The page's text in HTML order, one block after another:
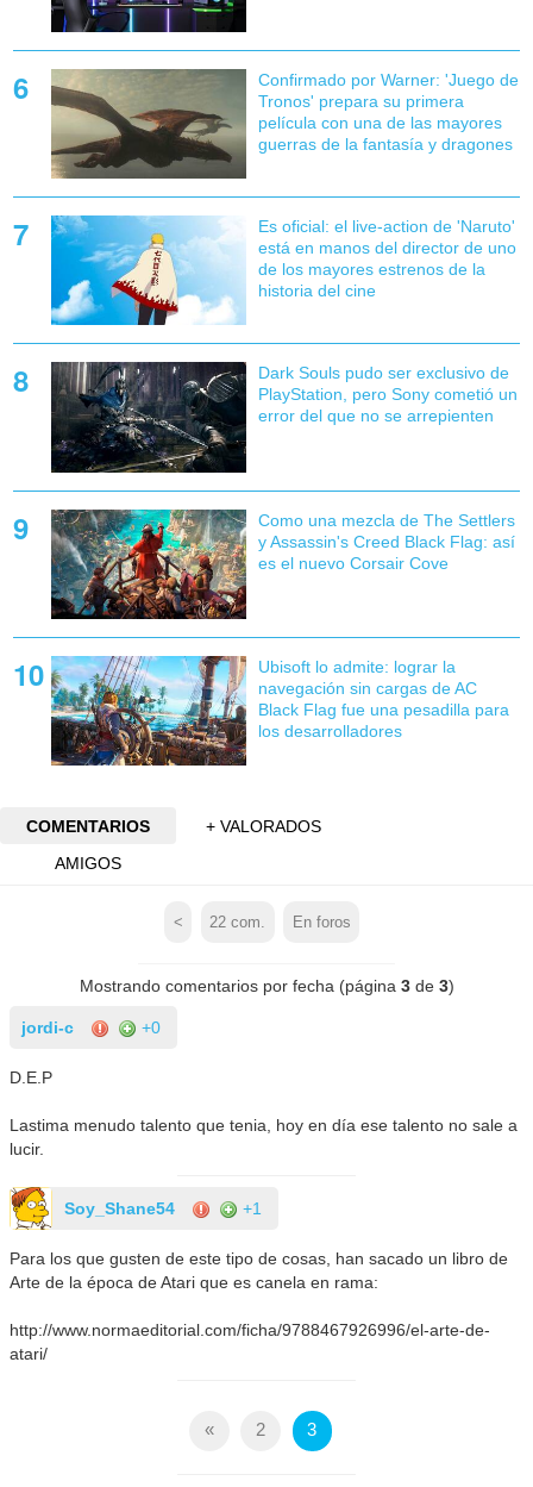
Confirmado por Warner: 'Juego de
Tronos' prepara su primera
película con una de las mayores
guerras de la fantasía y dragones
Es oficial: el live-action de 'Naruto'
está en manos del director de uno
de los mayores estrenos de la
historia del cine
Dark Souls pudo ser exclusivo de
PlayStation, pero Sony cometió un
error del que no se arrepienten
Como una mezcla de The Settlers
y Assassin's Creed Black Flag: así
es el nuevo Corsair Cove
Ubisoft lo admite: lograr la
navegación sin cargas de AC
Black Flag fue una pesadilla para
los desarrolladores
COMENTARIOS
+ VALORADOS
AMIGOS
< 22 com. En foros
Mostrando comentarios por fecha (página 3de 3)
jordi-c +0
D.E.P
Lastima menudo talento que tenia, hoy en día ese talento no sale a
lucir.
Soy_Shane54 +1
Para los que gusten de este tipo de cosas, han sacado un libro de
Arte de la época de Atari que es canela en rama:
http://www.normaeditorial.com/ficha/9788467926996/el-arte-de-
atari/
« 2 3